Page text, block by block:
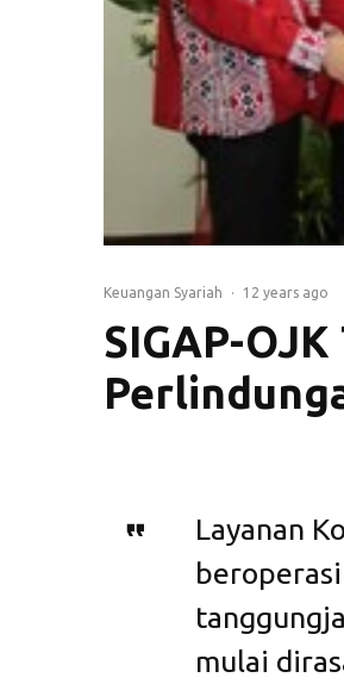
Keuangan Syariah · 12 years ago
SIGAP-
Layanan
mulai